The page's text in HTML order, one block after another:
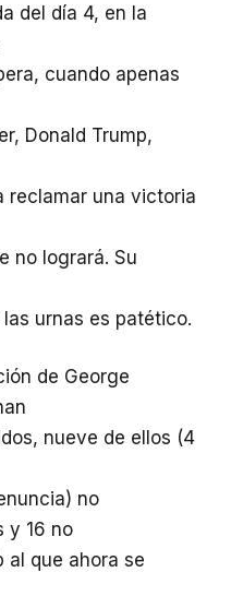
del día 4, en la
cuando apenas
Donald Trump,
reclamar una victoria
no logrará. Su
urnas es patético.
de George
nueve de ellos (4
no
y 16 no
al que ahora se